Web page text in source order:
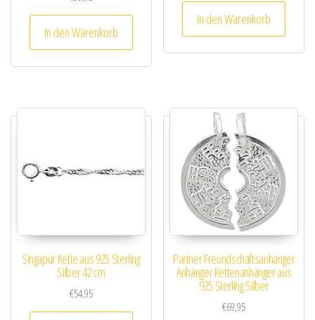
In den Warenkorb
In den Warenkorb
Singapur Kette aus 925 Sterling
Silber 42 cm
€54,95
Partner Freundschaftsanhänger
Anhänger Kettenanhänger aus
925 Sterling Silber
€69,95